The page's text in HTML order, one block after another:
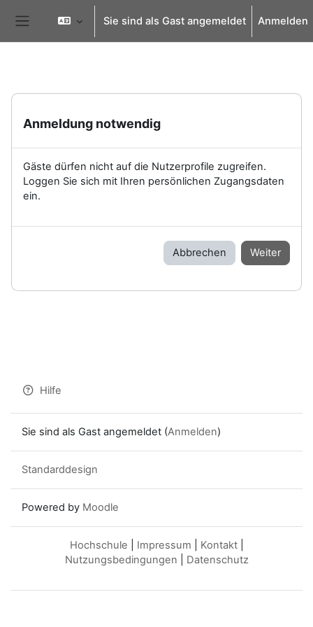
Website-Übersicht
Sie sind als Gast angemeldet Anmelden
Anmeldung notwendig
Gäste dürfen nicht auf die Nutzerprofile zugreifen.
Loggen Sie sich mit Ihren persönlichen Zugangsdaten
ein.
Abbrechen Weiter
Hilfe
Sie sind als Gast angemeldet (Anmelden)
Standarddesign
Powered by Moodle
Hochschule Impressum Kontakt|
Nutzungsbedingungen
Datenschutz